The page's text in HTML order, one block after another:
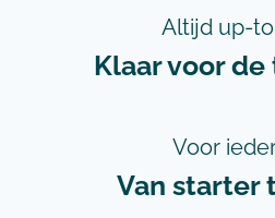
Altijd up-
Klaar voor
Voor
Van starter